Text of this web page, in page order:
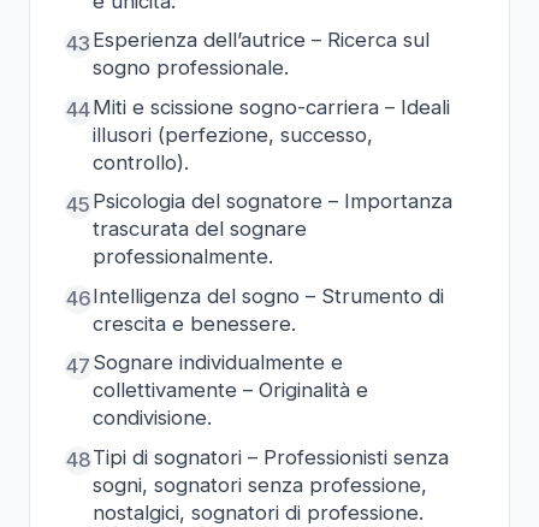
43 Esperienza dell’autrice – Ricerca sul
sogno professionale.
44Miti e scissione sogno-carriera – Ideali
illusori (perfezione, successo,
controllo).
45 Psicologia del sognatore – Importanza
trascurata del sognare
professionalmente.
46Intelligenza del sogno – Strumento di
crescita e benessere.
47 Sognare individualmente e
collettivamente – Originalità e
condivisione.
48Tipi di sognatori – Professionisti senza
sogni, sognatori senza professione,
nostalgici, sognatori di professione.